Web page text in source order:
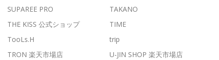
SUPAREE PRO
TAKANO
THE KISS 公式ショップ
TIME
TooLs.H
trip
TRON 楽天市場店
U-JIN SHOP 楽天市場店